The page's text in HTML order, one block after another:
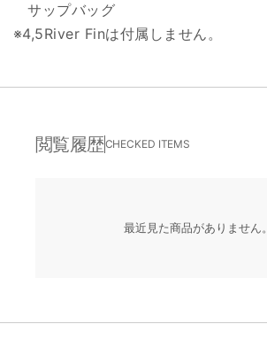
サップバッグ
※4,5River Finは付属しません。
閲覧履歴CHECKED ITEMS
最近見た商品がありません。